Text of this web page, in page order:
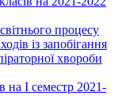
процесу
із запобігання
хвороби
на І семестр 2021-